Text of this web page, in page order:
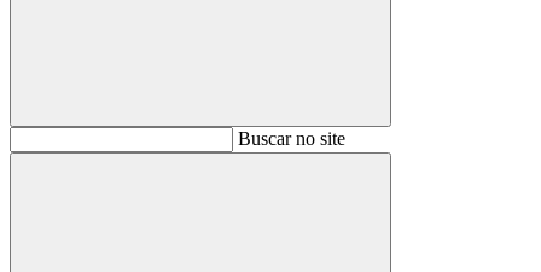
BuscarBuscar no site